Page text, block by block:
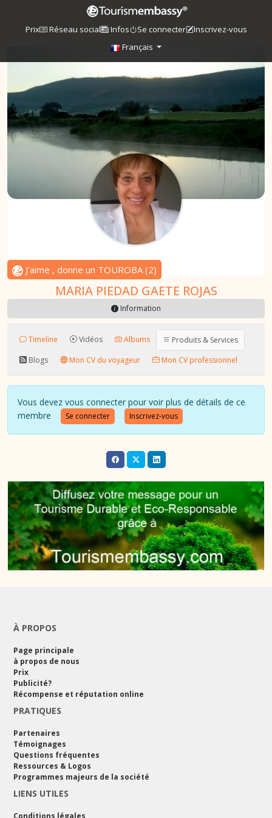
Prix Réseau social Infos Se connecter
Inscrivez-vous
Français
J'aime , donne un TOUROBA(2)
MARIA PIEDAD GAETE ROJAS
Information
Timeline Vidéos Albums
Produits & Services
Blogs
Mon CV du voyageur Mon CV professionnel
Vous devez vous connecter pour voir plus de détails de ce
membre
Se connecter Inscrivez-vous
À PROPOS
Page principale
à propos de nous
Prix
Publicité?
Récompense et réputation online
PRATIQUES
Partenaires
Témoignages
Questions fréquentes
Ressources & Logos
Programmes majeurs de la société
LIENS UTILES
Conditions légales